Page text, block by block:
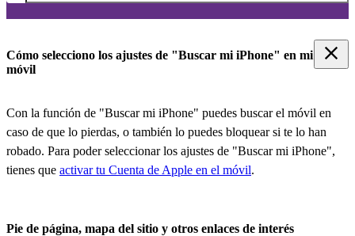
Cómo selecciono los ajustes de "Buscar mi iPhone" en mi
móvil
Con la función de "Buscar mi iPhone" puedes buscar el móvil en
caso de que lo pierdas, o también lo puedes bloquear si te lo han
robado. Para poder seleccionar los ajustes de "Buscar mi iPhone",
tienes que activar tu Cuenta de Apple en el móvil.
Pie de página, mapa del sitio y otros enlaces de interés